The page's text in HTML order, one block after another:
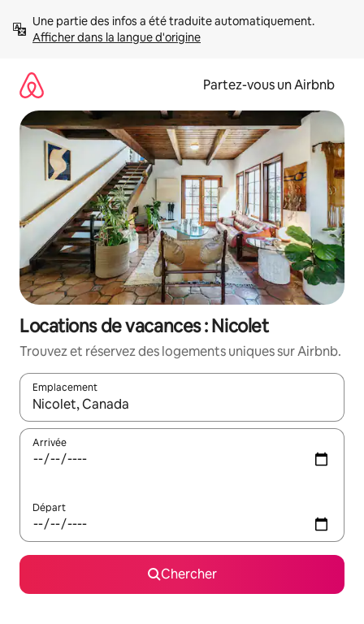
directement
Afficher dans la langue d'origine
Partez-vous un Airbnb
Locations de vacances : Nicolet
Trouvez et réservez des logements uniques sur Airbnb.
Emplacement
Quand les résultats sont affichés, parcourez-les en utilisant
Arrivée
Départ
Chercher